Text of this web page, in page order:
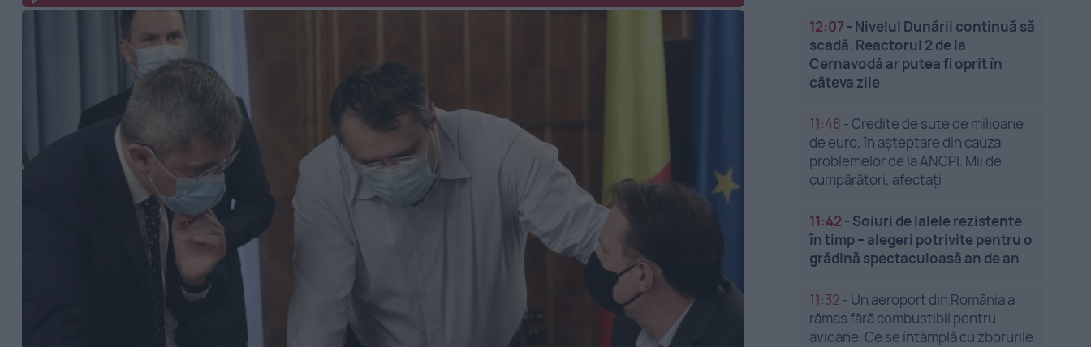
12:07 - Nivelul Dunării continuă să
scadă. Reactorul 2 de la
Cernavodă ar putea fi oprit în
câteva zile
11:48 -Credite de sute de milioane
de euro, în așteptare din cauza
problemelor de la ANCPI. Mii de
cumpărători, afectați
11:42 - Soiuri de lalele rezistente
în timp – alegeri potrivite pentru o
grădină spectaculoasă an de an
11:32 - Un aeroport din România a
rămas fără combustibil pentru
avioane. Ce se întâmplă cu zborurile